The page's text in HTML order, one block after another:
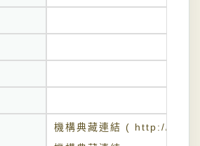
機構典藏連結 ( http://